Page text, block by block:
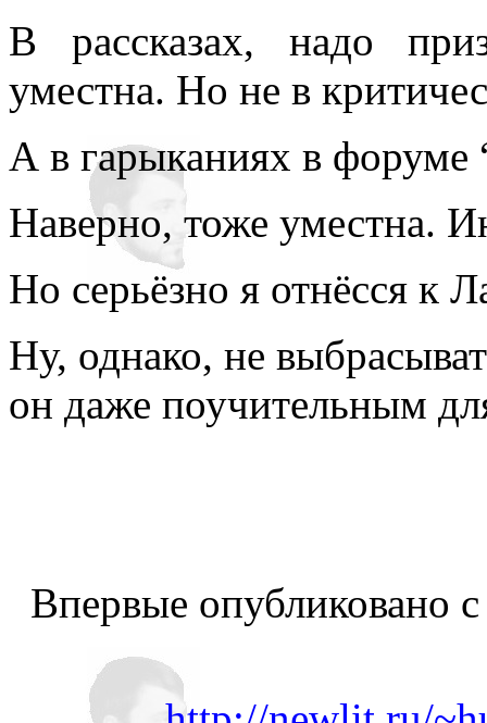
В рассказах, надо
уместна. Но не в
А в гарыканиях в форуме
Наверно, тоже уместна.
Но серьёзно я отнёсся к
Ну, однако, не
он даже поучительным
Впервые опубликовано